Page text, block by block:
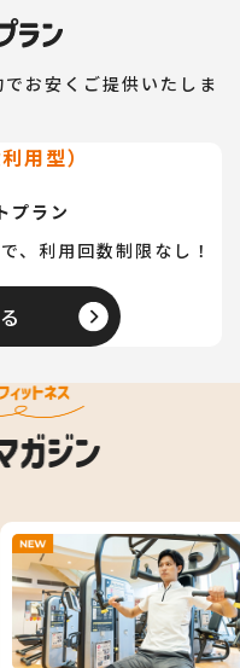
お安くご提供いたしま
用型）
プラン
、利用回数制限なし！